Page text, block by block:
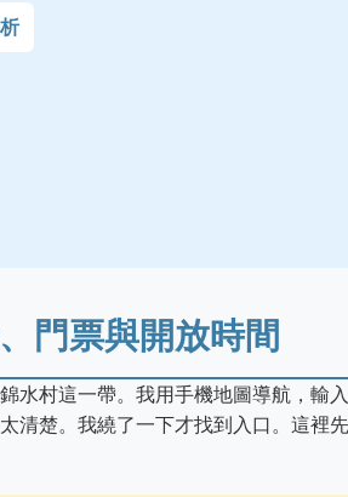
門票與開放時間
水村這一帶。我用手機地圖導航，輸
清楚。我繞了一下才找到入口。這裡